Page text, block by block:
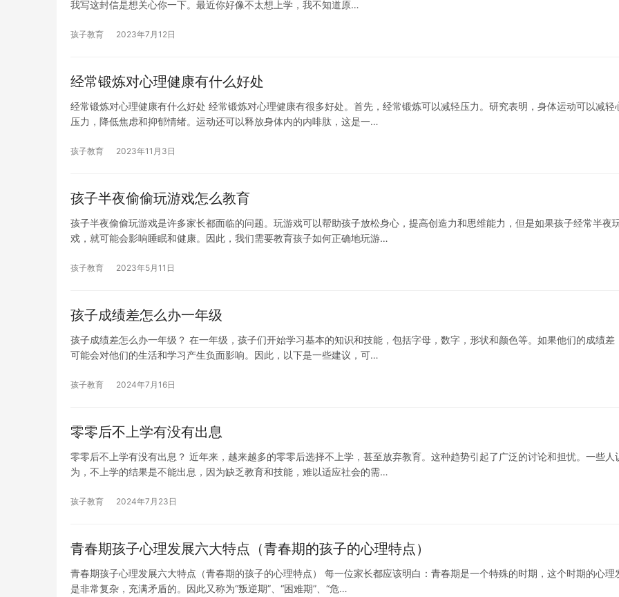
我写这封信是想关心你一下。最近你好像不太想上学，我不知道原…
孩子教育 2023年7月12日
经常锻炼对心理健康有什么好处
经常锻炼对心理健康有什么好处 经常锻炼对心理健康有很多好处。首先，经常锻炼可以减轻压力。研究表明，身体运动可以减轻
压力，降低焦虑和抑郁情绪。运动还可以释放身体内的内啡肽，这是一…
孩子教育 2023年11月3日
孩子半夜偷偷玩游戏怎么教育
孩子半夜偷偷玩游戏是许多家长都面临的问题。玩游戏可以帮助孩子放松身心，提高创造力和思维能力，但是如果孩子经常半夜
戏，就可能会影响睡眠和健康。因此，我们需要教育孩子如何正确地玩游…
孩子教育 2023年5月11日
孩子成绩差怎么办一年级
孩子成绩差怎么办一年级？ 在一年级，孩子们开始学习基本的知识和技能，包括字母，数字，形状和颜色等。如果他们的成绩差
可能会对他们的生活和学习产生负面影响。因此，以下是一些建议，可…
孩子教育 2024年7月16日
零零后不上学有没有出息
零零后不上学有没有出息？ 近年来，越来越多的零零后选择不上学，甚至放弃教育。这种趋势引起了广泛的讨论和担忧。一些人
为，不上学的结果是不能出息，因为缺乏教育和技能，难以适应社会的需…
孩子教育 2024年7月23日
青春期孩子心理发展六大特点（青春期的孩子的心理特点）
青春期孩子心理发展六大特点（青春期的孩子的心理特点） 每一位家长都应该明白：青春期是一个特殊的时期，这个时期的心理
是非常复杂，充满矛盾的。因此又称为“叛逆期”、“困难期”、“危…